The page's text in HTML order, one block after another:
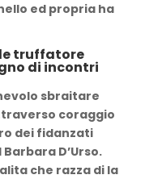
ed propria ha
truffatore
di incontri
sbraitare
coraggio
dei fidanzati
D’Urso.
che razza di la